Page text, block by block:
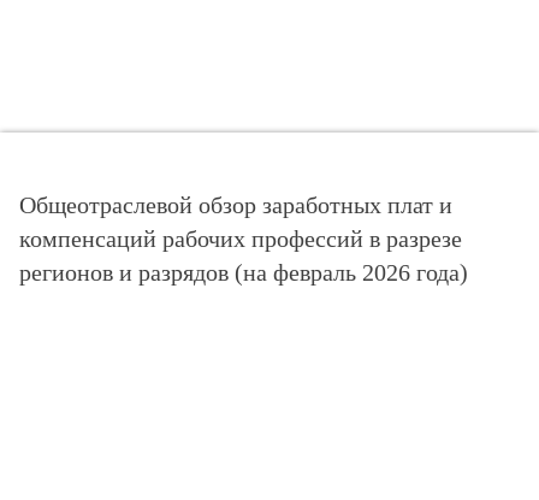
Общеотраслевой обзор заработных плат и
компенсаций рабочих профессий в разрезе
регионов и разрядов (на февраль 2026 года)